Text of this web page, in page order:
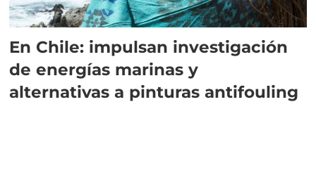
En Chile: impulsan investigación
de energías marinas y
alternativas a pinturas antifouling